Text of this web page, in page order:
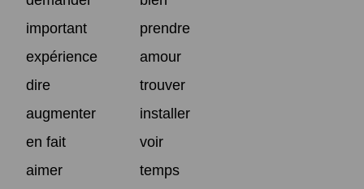
important
prendre
expérience
amour
dire
trouver
augmenter
installer
en fait
voir
aimer
temps